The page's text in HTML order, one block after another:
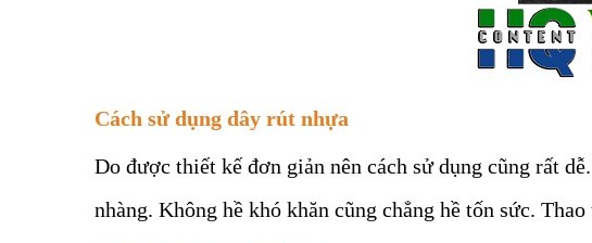
Cách sử dụng dây rút nhựa
Do được thiết kế đơn giản nên cách sử dụng cũng rất
nhàng. Không hề khó khăn cũng chẳng hề tốn sức.